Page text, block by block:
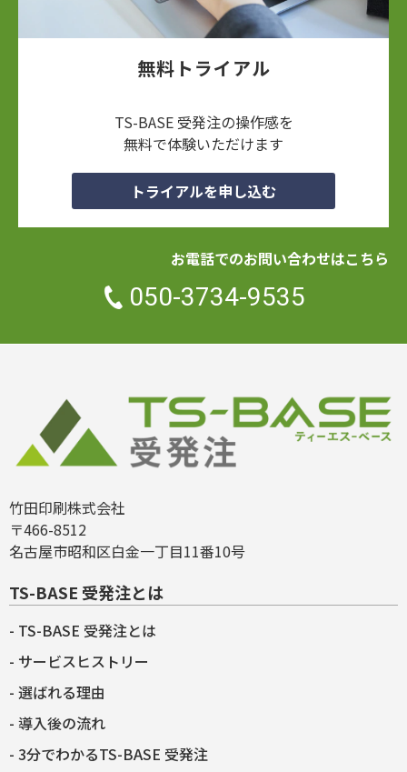
無料トライアル
TS-BASE 受発注の操作感を
無料で体験いただけます
トライアルを申し込む
お電話でのお問い合わせはこちら
050-3734-9535
竹田印刷株式会社
〒466-8512
名古屋市昭和区白金一丁目11番10号
TS-BASE 受発注とは
TS-BASE 受発注とは
サービスヒストリー
選ばれる理由
導入後の流れ
3分でわかるTS-BASE 受発注